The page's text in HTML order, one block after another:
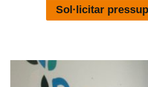
Sol·licitar